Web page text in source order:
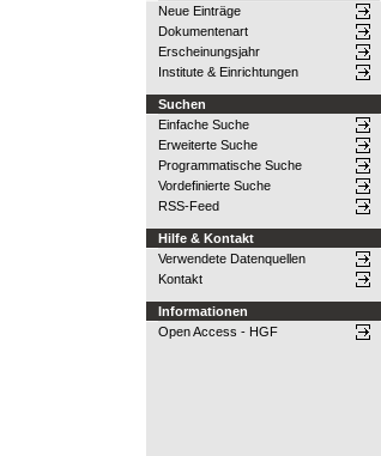
Neue Einträge
Dokumentenart
Erscheinungsjahr
Institute & Einrichtungen
Suchen
Einfache Suche
Erweiterte Suche
Programmatische Suche
Vordefinierte Suche
RSS-Feed
Hilfe & Kontakt
Verwendete Datenquellen
Kontakt
Informationen
Open Access - HGF